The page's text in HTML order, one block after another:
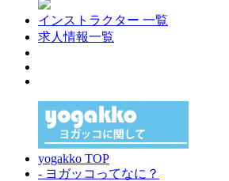
インストラクター 一覧
求人情報一覧
yogakko TOP
- ヨガッコってなに？